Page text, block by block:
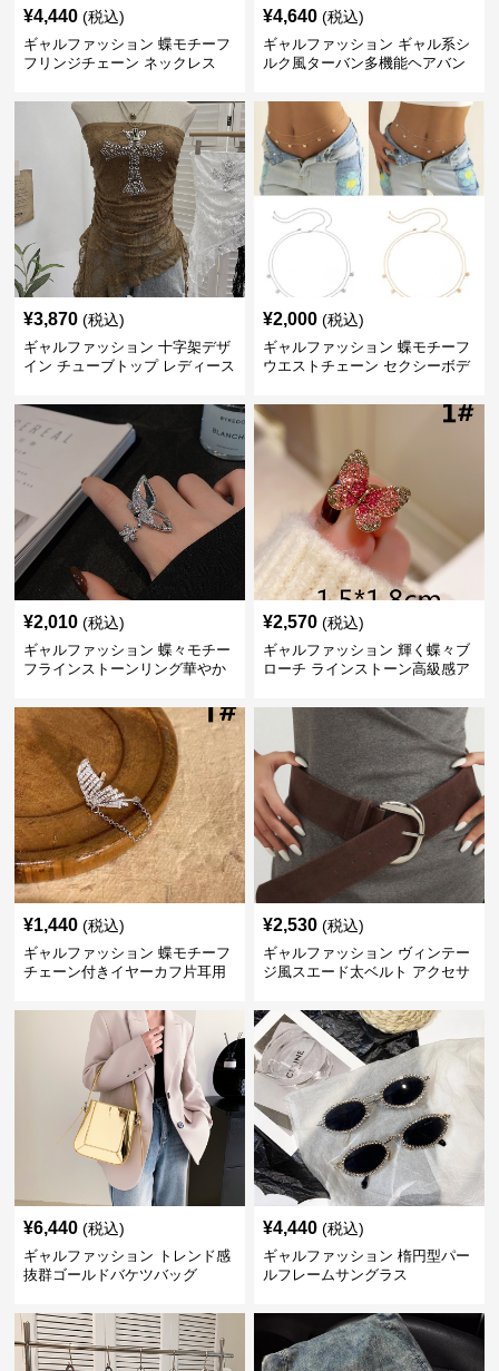
¥4,440 (税込)
ギャルファッション 蝶モチーフ
フリンジチェーン ネックレス
¥4,640 (税込)
ギャルファッション ギャル系シ
ルク風ターバン多機能ヘアバン
¥3,870 (税込)
ギャルファッション 十字架デザ
イン チューブトップ レディース
¥2,000 (税込)
ギャルファッション 蝶モチーフ
ウエストチェーン セクシーボデ
¥2,010 (税込)
ギャルファッション 蝶々モチー
フラインストーンリング華やか
ー
¥2,570 (税込)
ギャルファッション 輝く蝶々ブ
ローチ ラインストーン高級感ア
¥1,440 (税込)
ギャルファッション 蝶モチーフ
チェーン付きイヤーカフ片耳用
ー
¥2,530 (税込)
ギャルファッション ヴィンテー
ジ風スエード太ベルト アクセサ
¥6,440 (税込)
ギャルファッション トレンド感
抜群ゴールドバケツバッグ
¥4,440 (税込)
ギャルファッション 楕円型パー
ルフレームサングラス